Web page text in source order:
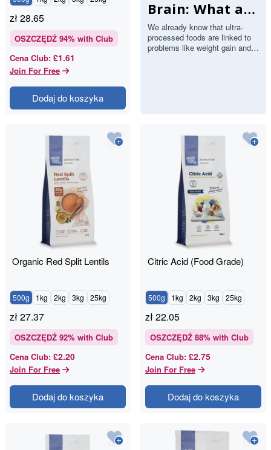
zł28.65
OSZCZĘDŹ 94% with Club
Cena Club: £1.61
Join For Free
Dodaj do koszyka
Brain: What a
Major Study
Found About
Stroke and
We already know that ultra-
processed foods are linked to
problems like weight gain and
Organic Red Split Lentils
500g 1kg 2kg 3kg 25kg
zł27.37
OSZCZĘDŹ 92% with Club
Cena Club: £2.20
Join For Free
Dodaj do koszyka
Citric Acid (Food Grade)
500g 1kg 2kg 3kg 25kg
zł22.05
OSZCZĘDŹ 88% with Club
Cena Club: £2.75
Join For Free
Dodaj do koszyka